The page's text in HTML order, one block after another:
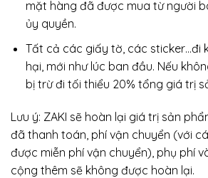
mặt hàng đã được mua từ người
ủy quyền.
Tất cả các giấy tờ, các sticker…đi
hại, mới như lúc ban đầu. Nếu
bị trừ đi tối thiểu 20% tổng giá trị
Lưu ý: ZAKI sẽ hoàn lại giá trị sản
đã thanh toán, phí vận chuyển (với
được miễn phí vận chuyển), phụ phí
cộng thêm sẽ không được hoàn lại.